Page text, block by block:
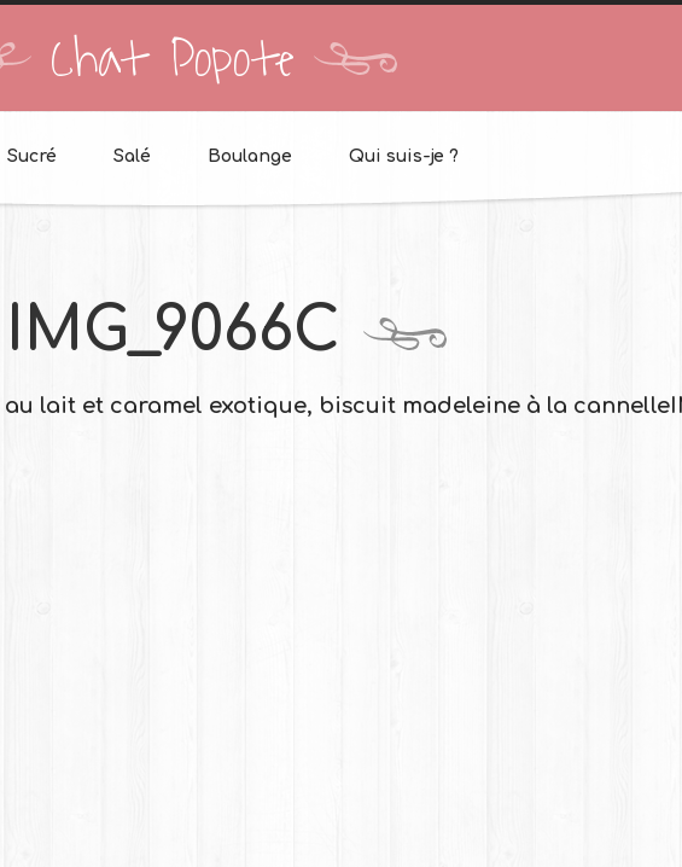
Chat Popote
Sucré Salé Boulange Qui suis-je ?
IMG_9066C
lait et caramel exotique, biscuit madeleine à la cannelle